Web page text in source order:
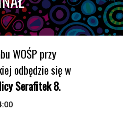
WOŚP przy
odbędzie się w
Serafitek 8.